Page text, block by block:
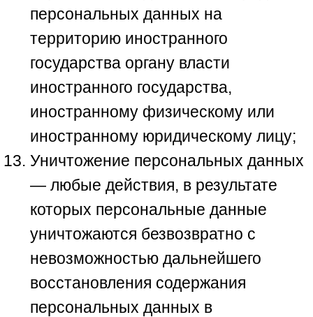
персональных данных на
территорию иностранного
государства органу власти
иностранного государства,
иностранному физическому или
иностранному юридическому лицу;
Уничтожение персональных данных
— любые действия, в результате
которых персональные данные
уничтожаются безвозвратно с
невозможностью дальнейшего
восстановления содержания
персональных данных в